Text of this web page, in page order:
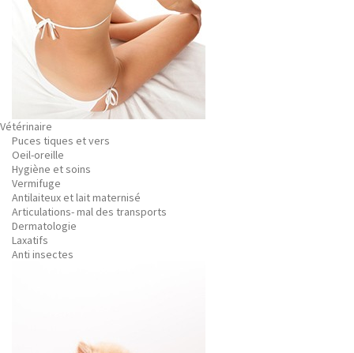
Vétérinaire
Puces tiques et vers
Oeil-oreille
Hygiène et soins
Vermifuge
Antilaiteux et lait maternisé
Articulations- mal des transports
Dermatologie
Laxatifs
Anti insectes